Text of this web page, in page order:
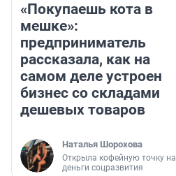
«Покупаешь кота в
мешке»:
предприниматель
рассказала, как на
самом деле устроен
бизнес со складами
дешевых товаров
Наталья Шорохова
Открыла кофейную точку на
деньги соцразвития